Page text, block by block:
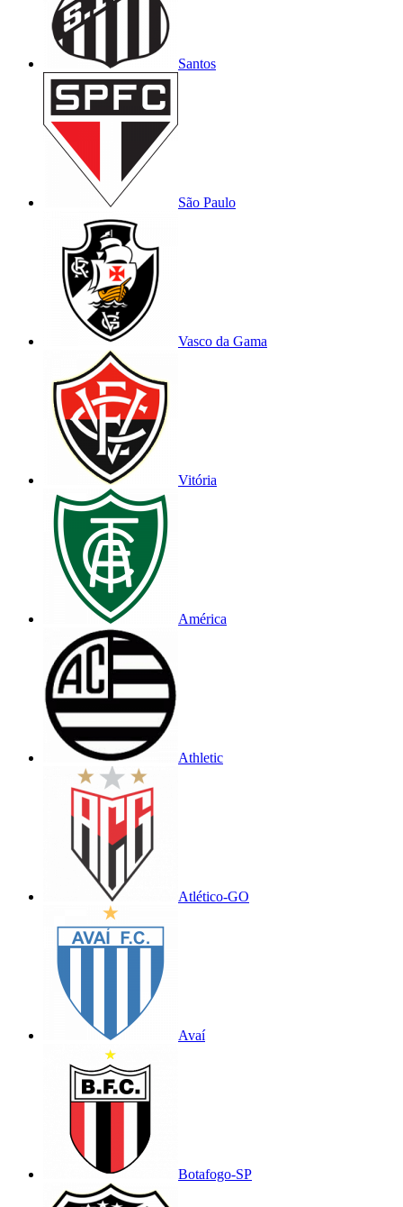
Santos
São Paulo
Vasco da Gama
Vitória
América
Athletic
Atlético-GO
Avaí
Botafogo-SP